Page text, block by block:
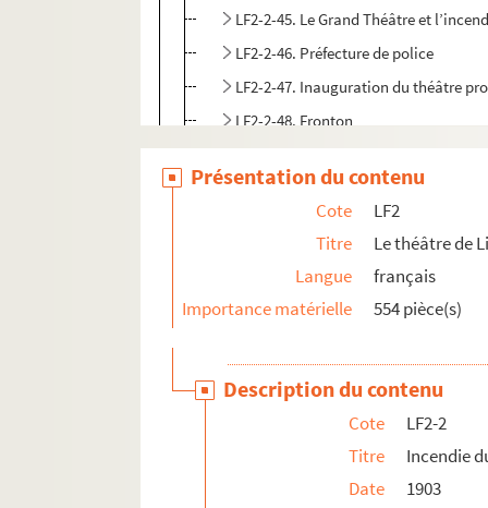
LF2-2-45. Le Grand Théâtre et
LF2-2-46. Préfecture de police
LF2-2-47. Inauguration du théâtre
LF2-2-48. Fronton
LF5. Biographie lilloise - Portraits,
LF6. Biographie lilloise
Présentation du contenu
Cote
LF2
Titre
Le théâtre de
Langue
français
Importance matérielle
554 pièce(s)
Description du contenu
Cote
LF2-2
Titre
Incendie
Date
1903